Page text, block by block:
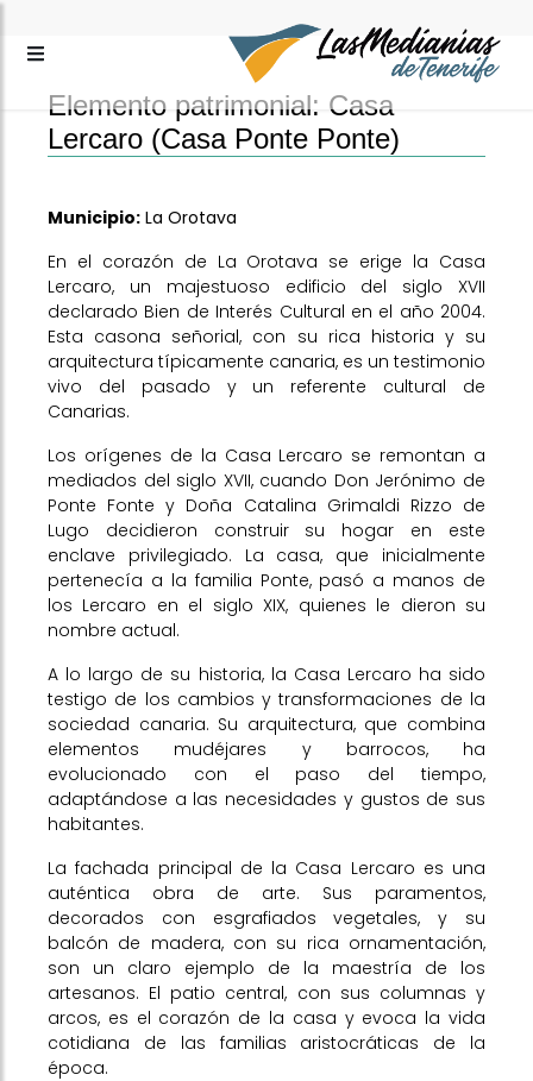
Elemento patrimonial: Casa
Lercaro (Casa Ponte Ponte)
Municipio: La Orotava
En el corazón de La Orotava se erige la Casa
Lercaro, un majestuoso edificio del siglo XVII
declarado Bien de Interés Cultural en el año 2004.
Esta casona señorial, con su rica historia y su
arquitectura típicamente canaria, es un testimonio
vivo del pasado y un referente cultural de
Canarias.
Los orígenes de la Casa Lercaro se remontan a
mediados del siglo XVII, cuando Don Jerónimo de
Ponte Fonte y Doña Catalina Grimaldi Rizzo de
Lugo decidieron construir su hogar en este
enclave privilegiado. La casa, que inicialmente
pertenecía a la familia Ponte, pasó a manos de
los Lercaro en el siglo XIX, quienes le dieron su
nombre actual.
A lo largo de su historia, la Casa Lercaro ha sido
testigo de los cambios y transformaciones de la
sociedad canaria. Su arquitectura, que combina
elementos mudéjares y barrocos, ha
evolucionado con el paso del tiempo,
adaptándose a las necesidades y gustos de sus
habitantes.
La fachada principal de la Casa Lercaro es una
auténtica obra de arte. Sus paramentos,
decorados con esgrafiados vegetales, y su
balcón de madera, con su rica ornamentación,
son un claro ejemplo de la maestría de los
artesanos. El patio central, con sus columnas y
arcos, es el corazón de la casa y evoca la vida
cotidiana de las familias aristocráticas de la
época.